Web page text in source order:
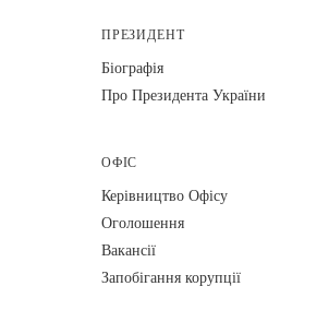
ПРЕЗИДЕНТ
Біографія
Про Президента України
ОФІС
Керівництво Офісу
Оголошення
Вакансії
Запобігання корупції